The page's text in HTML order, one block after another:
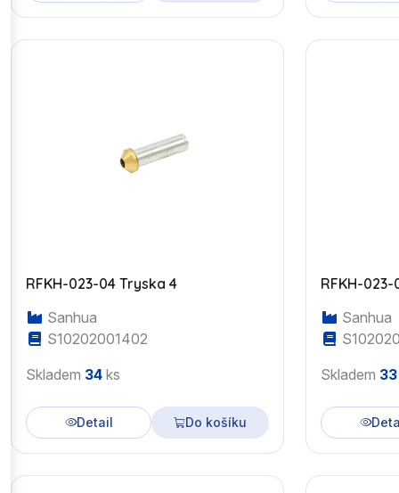
RFKH-023-04 Tryska 4
Sanhua
S10202001402
Skladem 34 ks
Detail Do košíku
RFKH-
Sanhua
Skladem 33